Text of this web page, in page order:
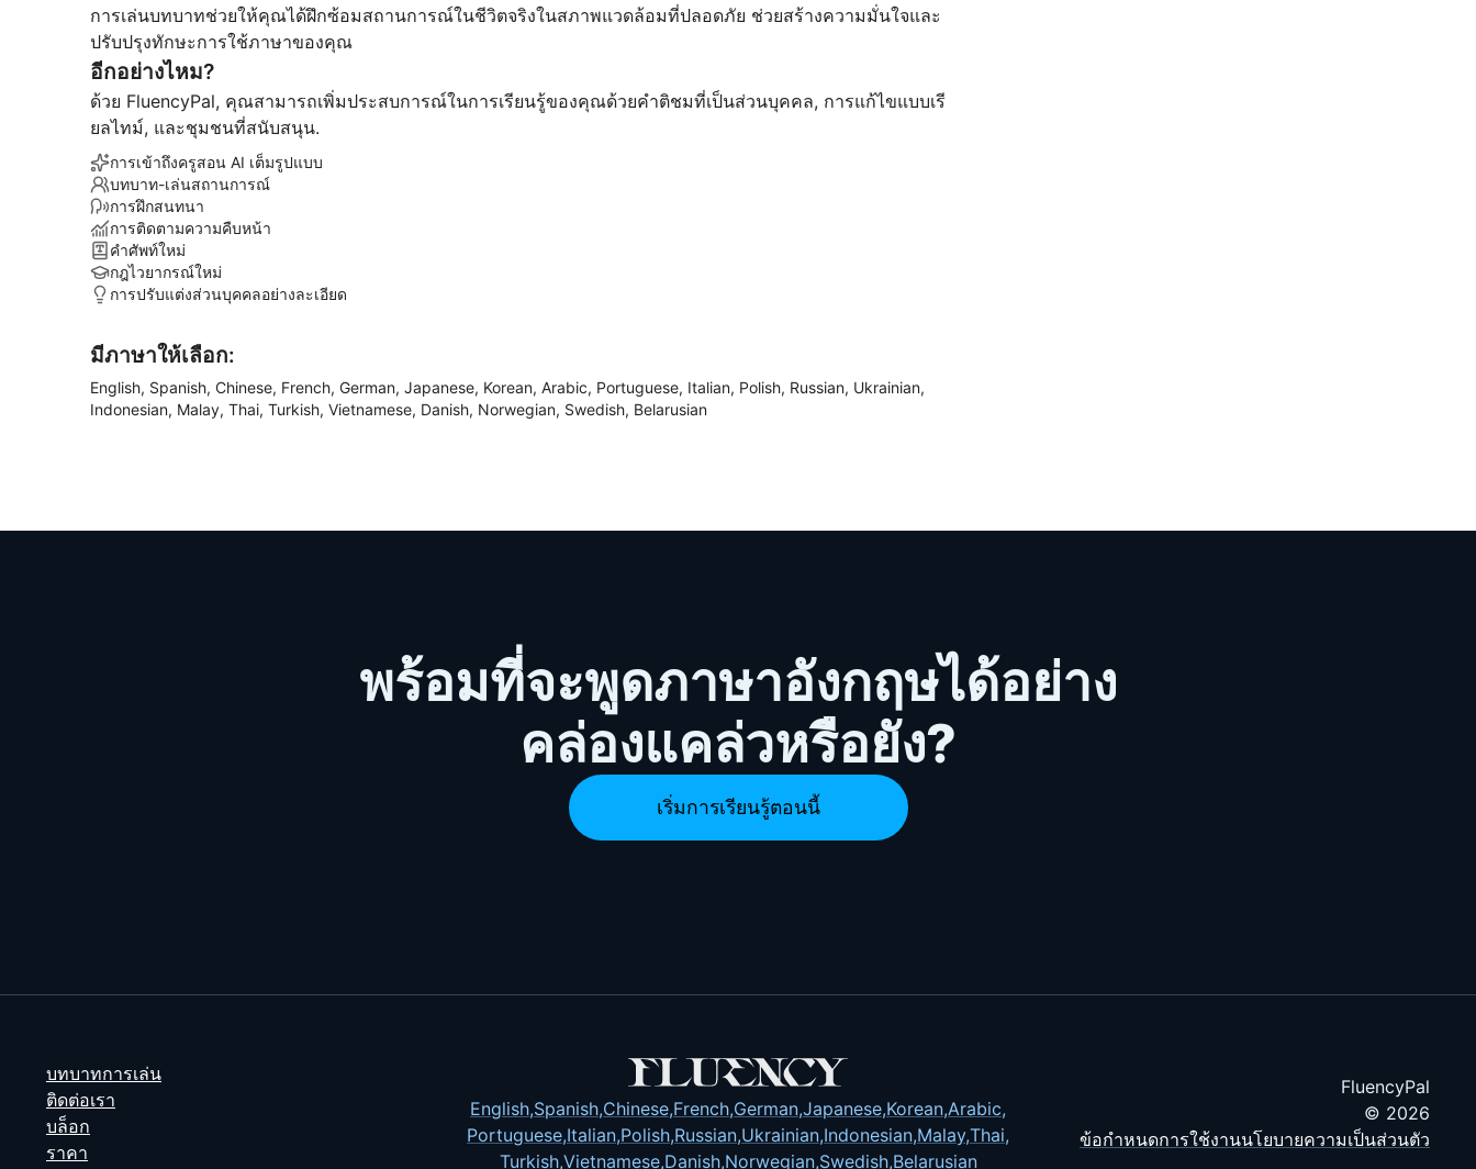
การเล่นบทบาทช่วยให้คุณได้ฝึกซ้อมสถานการณ์ในชีวิตจริงในสภาพแวดล้อมที่ปลอดภัย ช่วยสร้างความมั่นใจและ
ปรับปรุงทักษะการใช้ภาษาของคุณ
อีกอย่างไหม?
ด้วย FluencyPal, คุณสามารถเพิ่มประสบการณ์ในการเรียนรู้ของคุณด้วยคำติชมที่เป็นส่วนบุคคล, การแก้ไขแบบเรี
ยลไทม์, และชุมชนที่สนับสนุน.
การเข้าถึงครูสอน AI เต็มรูปแบบ
บทบาท-เล่นสถานการณ์
การฝึกสนทนา
การติดตามความคืบหน้า
คำศัพท์ใหม่
กฎไวยากรณ์ใหม่
การปรับแต่งส่วนบุคคลอย่างละเอียด
มีภาษาให้เลือก:
English, Spanish, Chinese, French, German, Japanese, Korean, Arabic, Portuguese, Italian, Polish, Russian, Ukrainian,
Indonesian, Malay, Thai, Turkish, Vietnamese, Danish, Norwegian, Swedish, Belarusian
พร้อมที่จะพูดภาษาอังกฤษได้อย่าง
คล่องแคล่วหรือยัง?
เริ่มการเรียนรู้ตอนนี้
บทบาทการเล่น
ติดต่อเรา
บล็อก
ราคา
English,Spanish,Chinese,French,German,Japanese,Korean,Arabic,
Portuguese,Italian,Polish,Russian,Ukrainian,Indonesian,Malay,Thai,
Turkish,Vietnamese,Danish,Norwegian,Swedish,Belarusian
FluencyPal
© 2026
ข้อกำหนดการใช้งานนโยบายความเป็นส่วนตัว